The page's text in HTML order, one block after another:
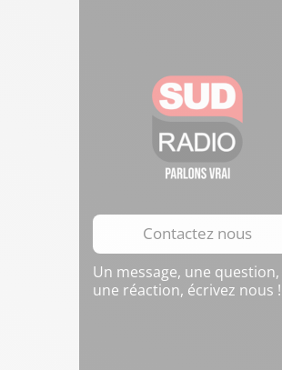
Contactez nous
Un message, une question,
une réaction, écrivez nous !